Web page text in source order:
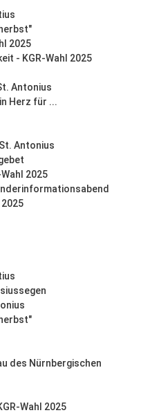
2025
- KGR-Wahl 2025
Antonius
Herz für ...
Antonius
2025
des Nürnbergischen
Wahl 2025